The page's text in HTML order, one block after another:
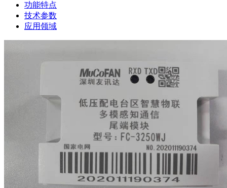
功能特点
技术参数
应用领域